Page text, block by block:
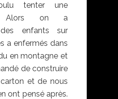
tenter une
Alors on a
enfants sur
a enfermés dans
en montagne et
de construire
et de nous
ont pensé après.